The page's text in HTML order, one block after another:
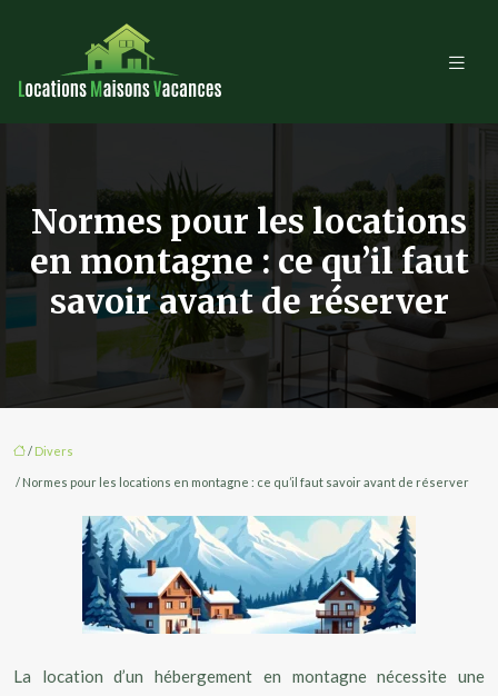
Normes pour les locations
en montagne : ce qu’il faut
savoir avant de réserver
/ Divers
/ Normes pour les locations en montagne : ce qu’il faut savoir avant de réserver
La location d’un hébergement en montagne nécessite une